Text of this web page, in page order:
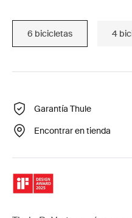
6 bicicletas 4
Garantía Thule
Encontrar en tienda